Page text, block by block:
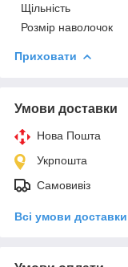
Щільність
Розмір наволочок
Приховати
Умови доставки
Нова Пошта
Укрпошта
Самовивіз
Всі умови доставки